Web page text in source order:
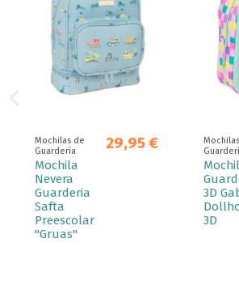
Mochilas de
Guardería
Mochila
Nevera
Guarderia
Safta
Preescolar
"Gruas"
29,95 €
3D
3D